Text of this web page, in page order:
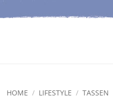
HOME / LIFESTYLE / TASSEN